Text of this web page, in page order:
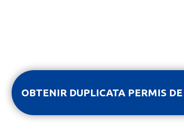
OBTENIR DUPLICATA PERMIS